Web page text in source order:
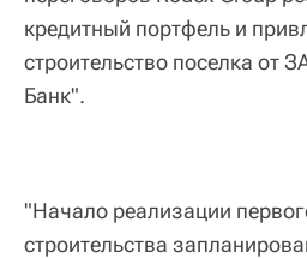
кредитный портфель и
строительство поселка от
Банк".
"Начало реализации
строительства